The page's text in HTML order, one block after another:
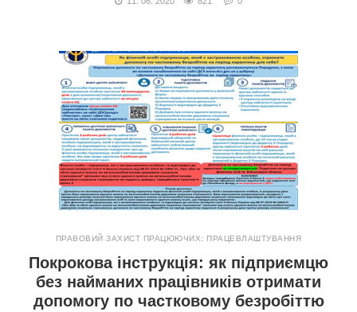
ПРАВОВИЙ ЗАХИСТ ПРАЦЮЮЧИХ; ПРАЦЕВЛАШТУВАННЯ
Покрокова інструкція: як підприємцю
без найманих працівників отримати
допомогу по частковому безробіттю